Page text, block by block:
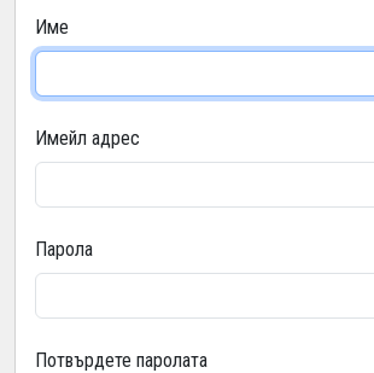
Име
Имейл адрес
Парола
Потвърдете паролата